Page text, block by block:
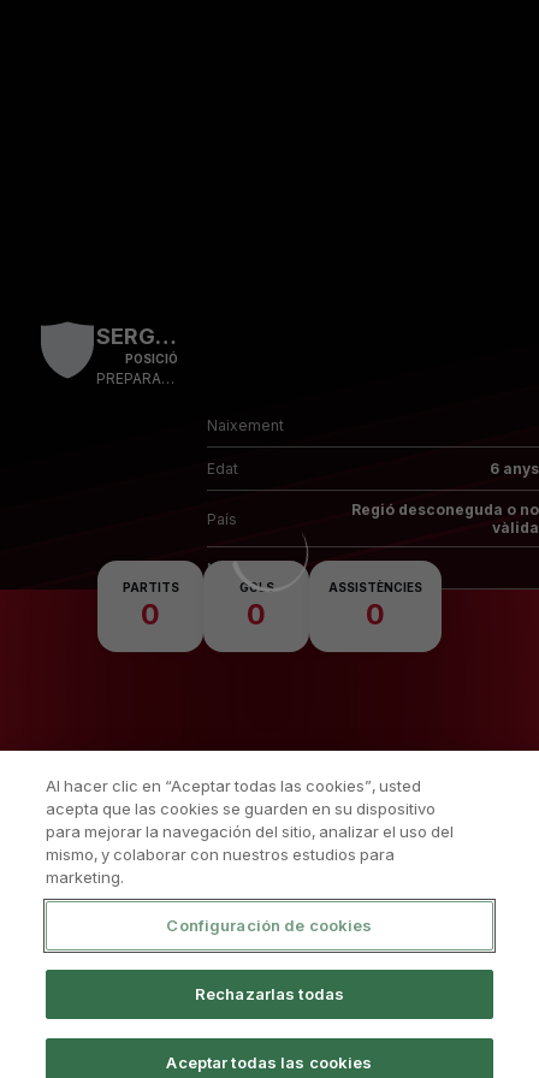
SERGIO PARDO
POSICIÓ
PREPARADOR FÍSIC
Naixement
Edat 6 anys
País
Regió desconeguda o no
vàlida
Nacionalitat
PARTITS
0
GOLS
0
ASSISTÈNCIES
0
Avís Legal I Condicions D'Ús
PÀGINA OFICIAL © GIRONA FC 2026
Al hacer clic en “Aceptar todas las cookies”, usted
acepta que las cookies se guarden en su dispositivo
para mejorar la navegación del sitio, analizar el uso del
mismo, y colaborar con nuestros estudios para
marketing.
Configuración de cookies
Rechazarlas todas
Aceptar todas las cookies